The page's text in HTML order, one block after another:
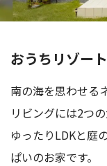
おうちリゾー
南の海を思わせる
リビングには2つ
ゆったりLDKと庭
ぱいのお家です。